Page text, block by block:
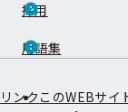
採用
用語集
リンク このWEBサイ